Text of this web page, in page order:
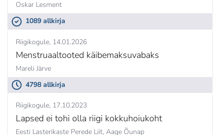
Oskar Lesment
1089 allkirja
Riigikogule 14.01.2026
Menstruaaltooted käibemaksuvabaks
Mareli Järve
4798 allkirja
Riigikogule 17.10.2023
Lapsed ei tohi olla riigi kokkuhoiukoht
Eesti Lasterikaste Perede Liit, Aage Õunap